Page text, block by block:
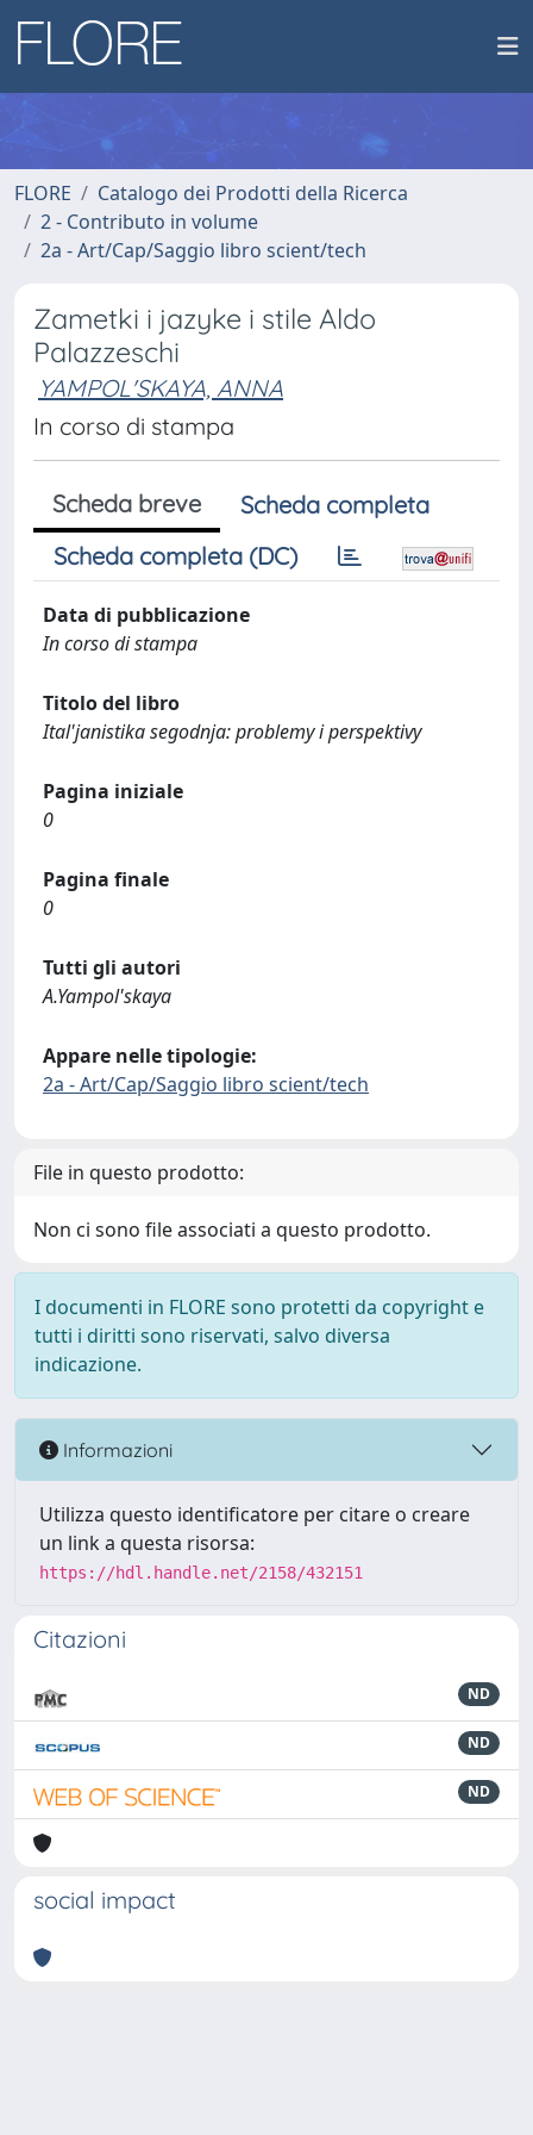
FLORE
Catalogo dei Prodotti della Ricerca
2 - Contributo in volume
2a - Art/Cap/Saggio libro scient/tech
Zametki i jazyke i stile Aldo
Palazzeschi
YAMPOL'SKAYA, ANNA
In corso di stampa
Scheda breve
Scheda completa
Scheda completa (DC)
Data di pubblicazione
In corso di stampa
Titolo del libro
Ital'janistika segodnja: problemy i perspektivy
Pagina iniziale
0
Pagina finale
0
Tutti gli autori
A.Yampol'skaya
Appare nelle tipologie:
2a - Art/Cap/Saggio libro scient/tech
File in questo prodotto:
Non ci sono file associati a questo prodotto.
I documenti in FLORE sono protetti da copyright e
tutti i diritti sono riservati, salvo diversa
indicazione.
Informazioni
Utilizza questo identificatore per citare o creare
un link a questa risorsa:
https://hdl.handle.net/2158/432151
Citazioni
ND
ND
ND
social impact